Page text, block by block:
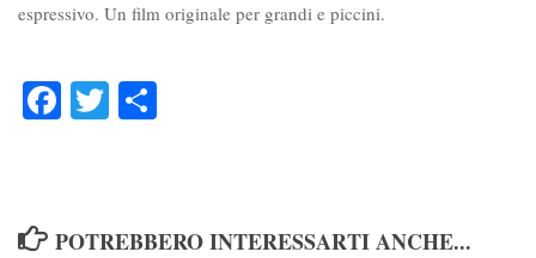
espressivo. Un film originale per grandi e piccini.
FacebookTwitter
POTREBBERO INTERESSARTI ANCHE...